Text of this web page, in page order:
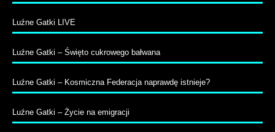
Luźne Gatki LIVE
Luźne Gatki – Święto cukrowego bałwana
Luźne Gatki – Kosmiczna Federacja naprawdę istnieje?
Luźne Gatki – Życie na emigracji